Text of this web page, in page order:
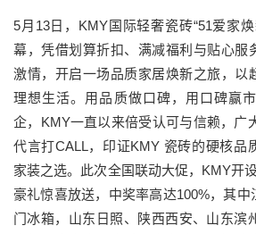
5月13日，KMY国际轻奢瓷砖“51爱家
幕，凭借划算折扣、满减福利与贴心服
激情，开启一场品质家居焕新之旅，以
理想生活。用品质做口碑，用口碑赢
企，KMY一直以来倍受认可与信赖，广
代言打CALL，印证KMY 瓷砖的硬核品
家装之选。此次全国联动大促，KMY开
豪礼惊喜放送，中奖率高达100%，其
门冰箱，山东日照、陕西西安、山东滨